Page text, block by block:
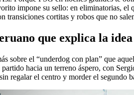
impone su sello: en eliminatorias, el
transiciones cortitas y robos que no
que explica la idea
sobre el “underdog con plan” que
partido hacia un terreno áspero, con
regalar el centro y morder el segundo